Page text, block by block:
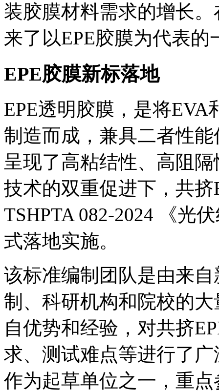
装胶膜材料需求的增长
来了以EPE胶膜为代表
EPE胶膜新标落地
EPE透明胶膜，是将EVA
制造而成，兼具二者性
呈现了高粘结性、高阻
技术的双重促进下，共
TSHPTA 082-2024 《光
式落地实施。
该标准编制团队是由来
制、科研机构和院校的
自优势和经验，对共挤
求、测试难点等进行了
作为起草单位之一，重